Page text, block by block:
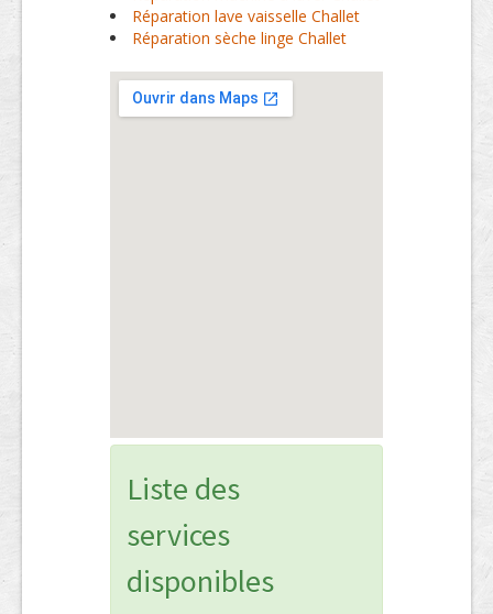
Réparation lave vaisselle Challet
Réparation sèche linge Challet
Liste des
services
disponibles